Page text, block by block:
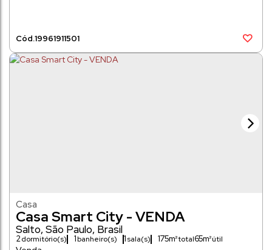
19961911501
Casa Smart City - VENDA
Casa
Salto, São Paulo, Brasil
2dormitório(s) 1banheiro(s) 1sala(s) 175m² 65m²